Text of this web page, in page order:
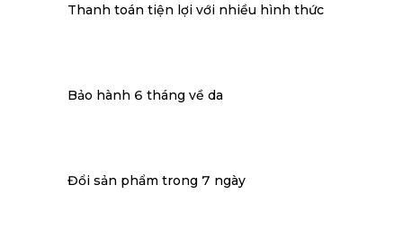
Thanh toán tiện lợi với nhiều hình thức
Bảo hành 6 tháng về da
Đổi sản phẩm trong 7 ngày